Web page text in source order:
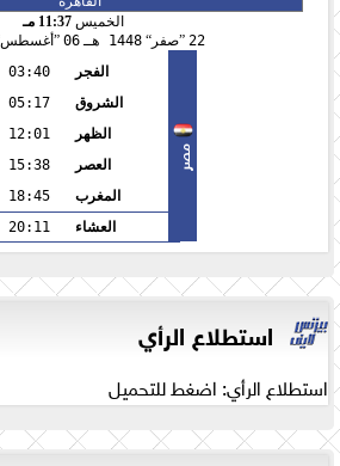
الخميس11:37 مـ
22
صفر 1448 هـ 06 أغسطس
مصر
الفجر
03:40
الشروق
05:17
الظهر
12:01
العصر
15:38
المغرب
18:45
العشاء
20:11
استطلاع الرأي
استطلاع الرأي: اضغط للتحميل